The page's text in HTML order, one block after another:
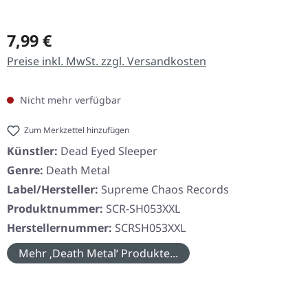
Regulärer Preis:
7,99 €
Preise inkl. MwSt. zzgl. Versandkosten
Nicht mehr verfügbar
Zum Merkzettel hinzufügen
Künstler: Dead Eyed Sleeper
Genre: Death Metal
Label/Hersteller: Supreme Chaos Records
Produktnummer: SCR-SH053XXL
Herstellernummer: SCRSH053XXL
Mehr ‚Death Metal‘ Produkte...